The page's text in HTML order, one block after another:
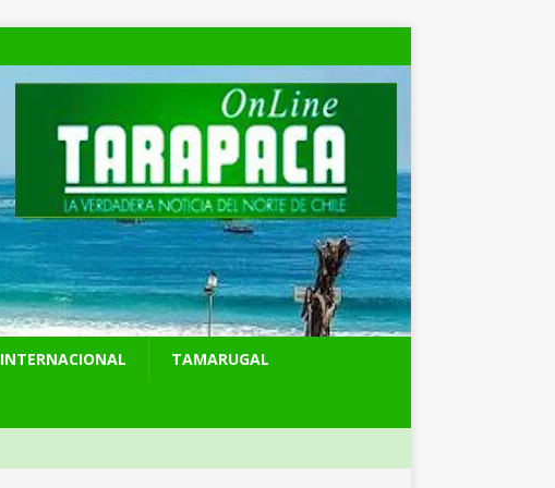
INTERNACIONAL TAMARUGAL